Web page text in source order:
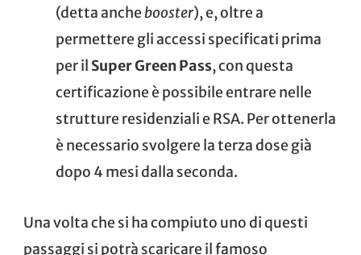
(detta anchebooster), e, oltre a
permettere gli accessi specificati prima
per il Super Green Pass, con questa
certificazione è possibile entrare nelle
strutture residenziali e RSA. Per ottenerla
è necessario svolgere la terza dose già
dopo 4 mesi dalla seconda.
Una volta che si ha compiuto uno di questi
passaggi si potrà scaricare il famoso